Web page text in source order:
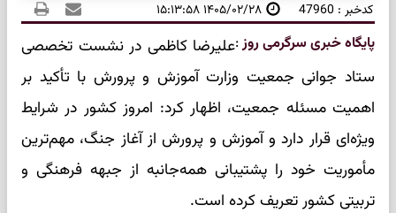
کدخبر : 47960 ۱۴۰۵/۰۲/۲۸ ۱۵:۱۳:۵۸
پایگاه خبری سرگرمی روز:علیرضا کاظمی در نشست تخصصی
ستاد جوانی جمعیت وزارت آموزش و پرورش با تأکید بر
اهمیت مسئله جمعیت، اظهار کرد: امروز کشور در شرایط
ویژه‌ای قرار دارد و آموزش و پرورش از آغاز جنگ، مهم‌ترین
مأموریت خود را پشتیبانی همه‌جانبه از جبهه فرهنگی و
تربیتی کشور تعریف کرده است.